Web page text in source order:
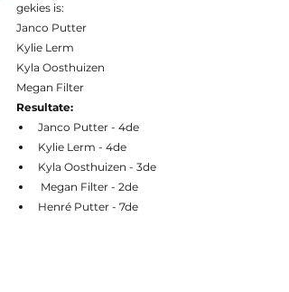
gekies is:
Janco Putter
Kylie Lerm
Kyla Oosthuizen
Megan Filter
Resultate:
Janco Putter - 4de
Kylie Lerm - 4de
Kyla Oosthuizen - 3de
Megan Filter - 2de
Henré Putter - 7de